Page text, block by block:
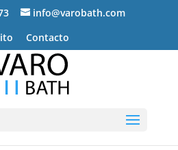
info@varobath.com
Contacto